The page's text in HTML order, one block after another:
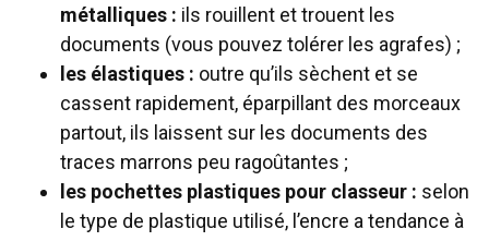
métalliques : ils rouillent et trouent les
documents (vous pouvez tolérer les agrafes) ;
les élastiques : outre qu’ils sèchent et se
cassent rapidement, éparpillant des morceaux
partout, ils laissent sur les documents des
traces marrons peu ragoûtantes ;
les pochettes plastiques pour classeur : selon
le type de plastique utilisé, l’encre a tendance à